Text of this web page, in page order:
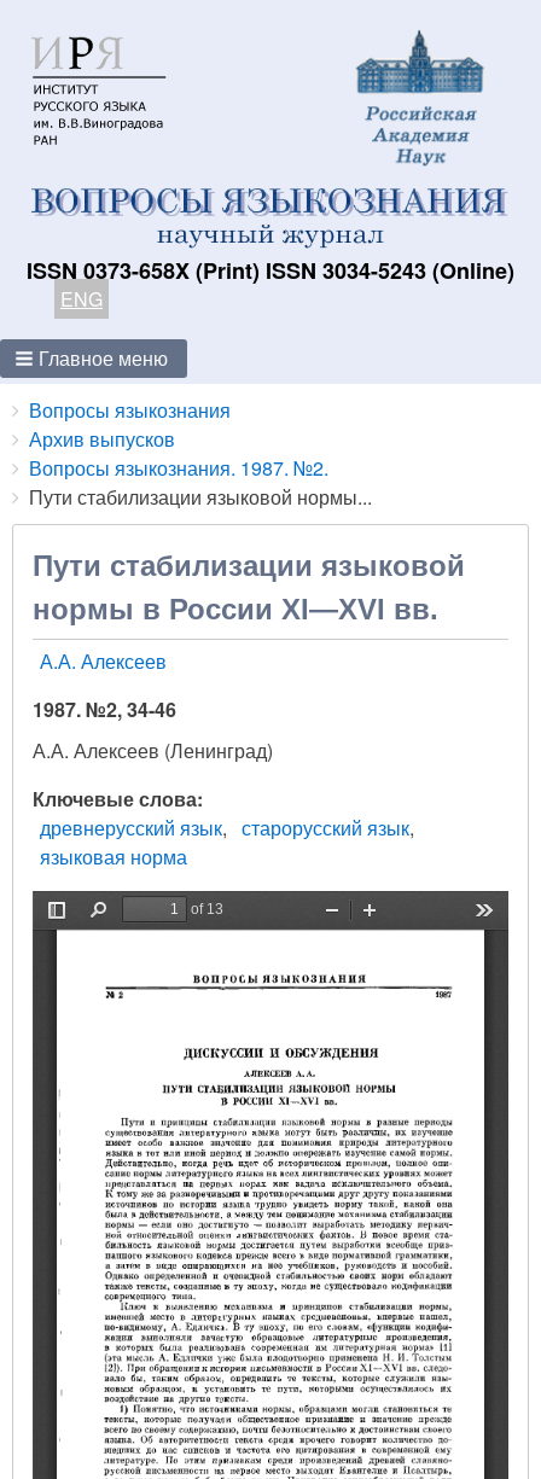
ISSN 0373-658X (Print) ISSN 3034-5243 (Online)
ENG
Главное меню
Breadcrumbs
You
are
here:
Вопросы языкознания
Архив выпусков
Вопросы языкознания. 1987. №2.
Пути стабилизации языковой нормы...
Пути стабилизации языковой
нормы в России XI—XVI вв.
А.А. Алексеев
1987. №2, 34-46
А.А. Алексеев (Ленинград)
Ключевые слова
древнерусский язык
старорусский язык
языковая норма